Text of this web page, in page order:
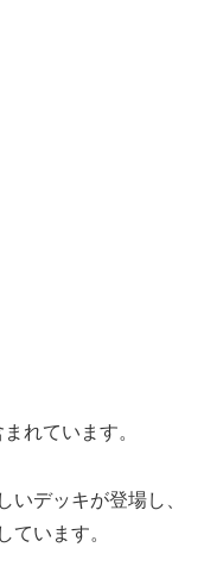
れています。
いデッキが登場し、
ています。